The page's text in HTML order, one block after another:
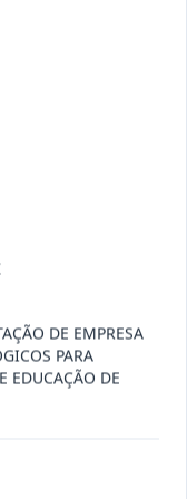
PARA
DE EMPRESA
PARA
EDUCAÇÃO DE